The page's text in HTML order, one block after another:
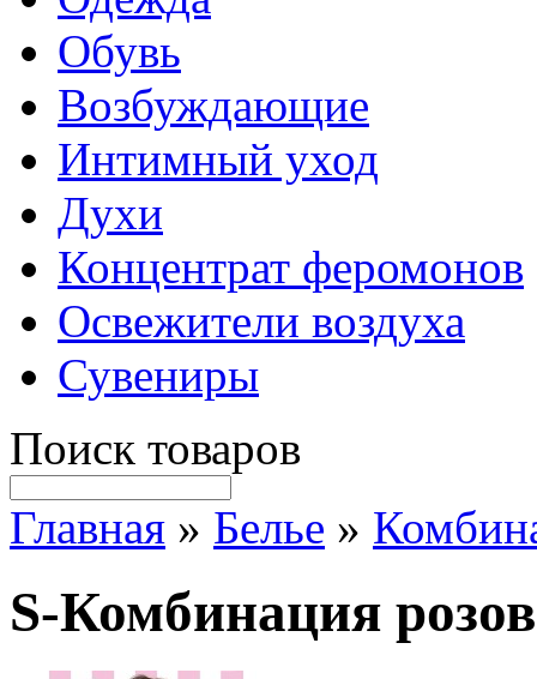
Обувь
Возбуждающие
Интимный уход
Духи
Концентрат феромонов
Освежители воздуха
Сувениры
Поиск товаров
Главная » Белье »
S-Комбинация